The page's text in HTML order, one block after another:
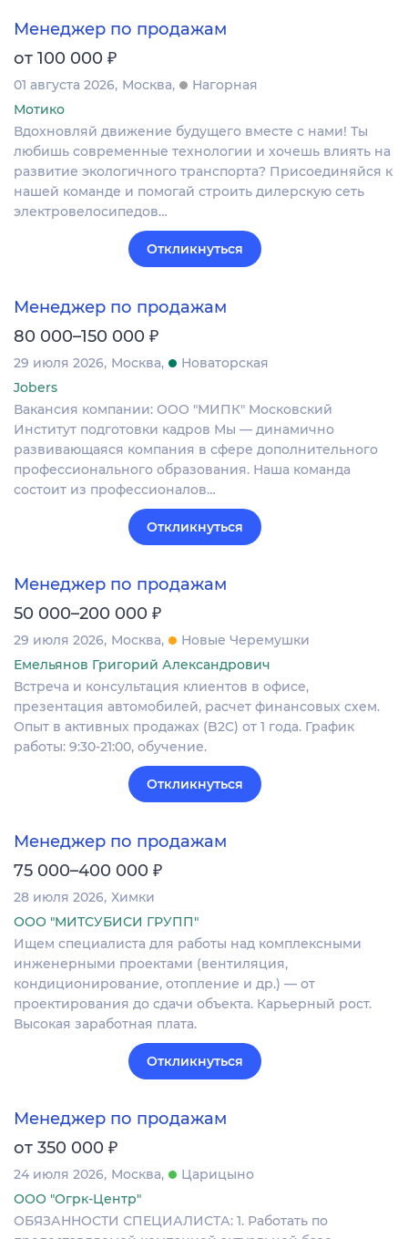
Менеджер по продажам
от 100 000 ₽
01 августа 2026 Москва
Нагорная
Мотико
Вдохновляй движение будущего вместе с нами! Ты
любишь современные технологии и хочешь влиять на
развитие экологичного транспорта? Присоединяйся к
нашей команде и помогай строить дилерскую сеть
электровелосипедов…
Откликнуться
Менеджер по продажам
80 000–150 000 ₽
29 июля 2026 Москва
Новаторская
Jobers
Вакансия компании: ООО "МИПК" Московский
Институт подготовки кадров Мы — динамично
развивающаяся компания в сфере дополнительного
профессионального образования. Наша команда
состоит из профессионалов…
Откликнуться
Менеджер по продажам
50 000–200 000 ₽
29 июля 2026 Москва
Новые Черемушки
Емельянов Григорий Александрович
Встреча и консультация клиентов в офисе,
презентация автомобилей, расчет финансовых схем.
Опыт в активных продажах (B2C) от 1 года. График
работы: 9:30-21:00, обучение.
Откликнуться
Менеджер по продажам
75 000–400 000 ₽
28 июля 2026 Химки
ООО "МИТСУБИСИ ГРУПП"
Ищем специалиста для работы над комплексными
инженерными проектами (вентиляция,
кондиционирование, отопление и др.) — от
проектирования до сдачи объекта. Карьерный рост.
Высокая заработная плата.
Откликнуться
Менеджер по продажам
от 350 000 ₽
24 июля 2026 Москва
Царицыно
ООО "Огрк-Центр"
ОБЯЗАННОСТИ СПЕЦИАЛИСТА: 1. Работать по